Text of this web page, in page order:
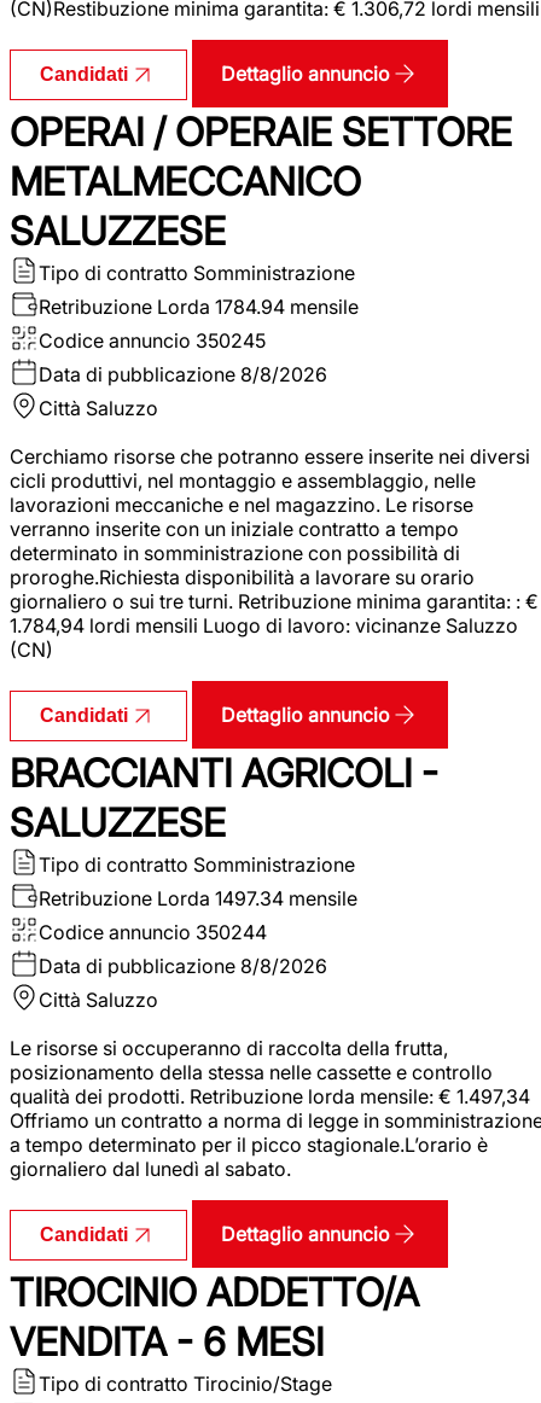
(CN)Restibuzione minima garantita: € 1.306,72 lordi mensili
Candidati Dettaglio annuncio
OPERAI / OPERAIE SETTORE
METALMECCANICO
SALUZZESE
Tipo di contratto Somministrazione
Retribuzione Lorda 1784.94 mensile
Codice annuncio 350245
Data di pubblicazione 8/8/2026
Città Saluzzo
Cerchiamo risorse che potranno essere inserite nei diversi
cicli produttivi, nel montaggio e assemblaggio, nelle
lavorazioni meccaniche e nel magazzino. Le risorse
verranno inserite con un iniziale contratto a tempo
determinato in somministrazione con possibilità di
proroghe.Richiesta disponibilità a lavorare su orario
giornaliero o sui tre turni. Retribuzione minima garantita: : €
1.784,94 lordi mensili Luogo di lavoro: vicinanze Saluzzo
(CN)
Candidati Dettaglio annuncio
BRACCIANTI AGRICOLI -
SALUZZESE
Tipo di contratto Somministrazione
Retribuzione Lorda 1497.34 mensile
Codice annuncio 350244
Data di pubblicazione 8/8/2026
Città Saluzzo
Le risorse si occuperanno di raccolta della frutta,
posizionamento della stessa nelle cassette e controllo
qualità dei prodotti. Retribuzione lorda mensile: € 1.497,34
Offriamo un contratto a norma di legge in
a tempo determinato per il picco stagionale.L’orario è
giornaliero dal lunedì al sabato.
Candidati Dettaglio annuncio
TIROCINIO ADDETTO/A
VENDITA - 6 MESI
Tipo di contratto Tirocinio/Stage